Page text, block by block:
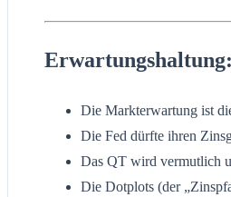
Erwartungshaltung:
Die Markterwartung ist
Die Fed dürfte ihren
Das QT wird vermutlich
Die Dotplots (der